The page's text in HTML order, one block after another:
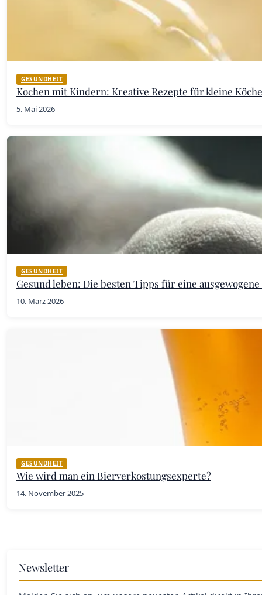
GESUNDHEIT
Kochen mit Kindern: Kreative Rezepte für kleine Köche
5. Mai 2026
GESUNDHEIT
Gesund leben: Die besten Tipps für eine
10. März 2026
GESUNDHEIT
Wie wird man ein Bierverkostungsexperte?
14. November 2025
Newsletter